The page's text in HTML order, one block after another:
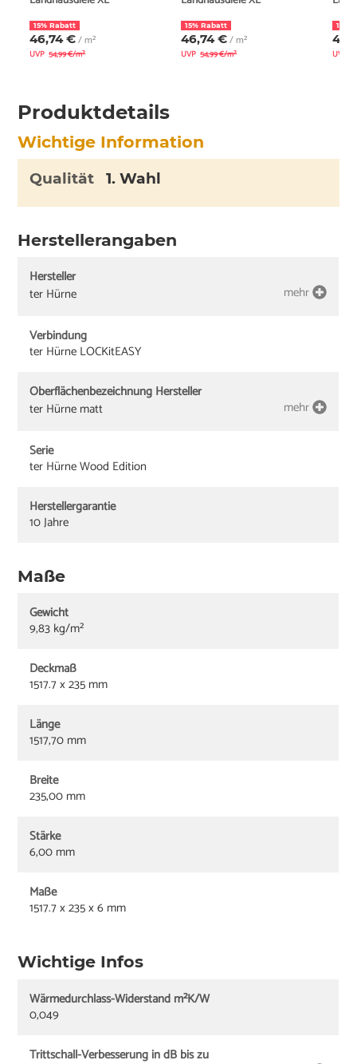
15% Rabatt
46,74 €/ m²
UVP 54,99 €/m²
15% Rabatt
46,74 €/ m²
UVP 54,99 €/m²
15%
UVP
Produktdetails
Wichtige Information
Qualität 1. Wahl
Herstellerangaben
Hersteller
ter Hürne
mehr
Verbindung
ter Hürne LOCKitEASY
Oberflächenbezeichnung Hersteller
ter Hürne matt
mehr
Serie
ter Hürne Wood Edition
Herstellergarantie
10 Jahre
Maße
Gewicht
9,83 kg/m²
Deckmaß
1517.7 x 235 mm
Länge
1517,70 mm
Breite
235,00 mm
Stärke
6,00 mm
Maße
1517.7 x 235 x 6 mm
Wichtige Infos
Wärmedurchlass-Widerstand m²K/W
0,049
Trittschall-Verbesserung in dB bis zu